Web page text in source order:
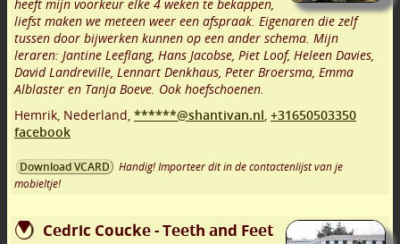
heeft mijn voorkeur elke 4 weken te bekappen,
liefst maken we meteen weer een afspraak. Eigenaren die zelf
tussen door bijwerken kunnen op een ander schema. Mijn
leraren: Jantine Leeflang, Hans Jacobse, Piet Loof, Heleen Davies,
David Landreville, Lennart Denkhaus, Peter Broersma, Emma
Alblaster en Tanja Boeve. Ook hoefschoenen.
Hemrik, Nederland, ******@shantivan.nl, +31650503350
facebook
Download VCARD
Handig! Importeer dit in de contactenlijst van je
mobieltje!
Cedric Coucke - Teeth and Feet